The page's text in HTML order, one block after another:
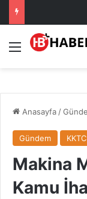
Menü
Anasayfa/
Gündem KKTC
Makina
Kamu